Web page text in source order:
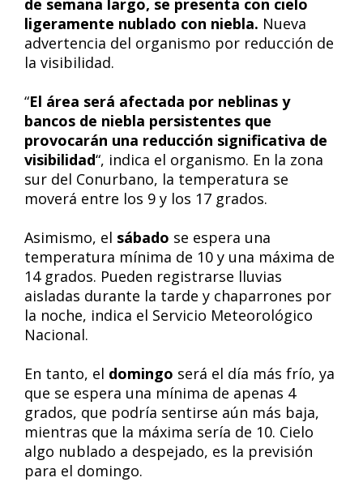
de semana largo, se presenta con cielo
ligeramente nublado con niebla. Nueva
advertencia del organismo por reducción de
la visibilidad.
“El área será afectada por neblinas y
bancos de niebla persistentes que
provocarán una reducción significativa de
visibilidad“, indica el organismo. En la zona
sur del Conurbano, la temperatura se
moverá entre los 9 y los 17 grados.
Asimismo, el sábado se espera una
temperatura mínima de 10 y una máxima de
14 grados. Pueden registrarse lluvias
aisladas durante la tarde y chaparrones por
la noche, indica el Servicio Meteorológico
Nacional.
En tanto, el domingo será el día más frío, ya
que se espera una mínima de apenas 4
grados, que podría sentirse aún más baja,
mientras que la máxima sería de 10. Cielo
algo nublado a despejado, es la previsión
para el domingo.